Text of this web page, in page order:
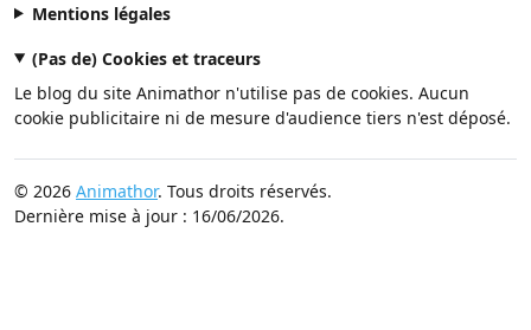
Mentions légales
(Pas de) Cookies et traceurs
Le blog du site Animathor n'utilise pas de cookies. Aucun
cookie publicitaire ni de mesure d'audience tiers n'est déposé.
© 2026 Animathor. Tous droits réservés.
Dernière mise à jour : 16/06/2026.